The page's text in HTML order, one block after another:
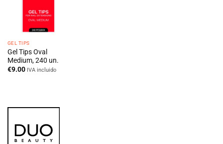
GEL TIPS
Gel Tips Oval
Medium, 240 un.
€9.00 IVA incluido